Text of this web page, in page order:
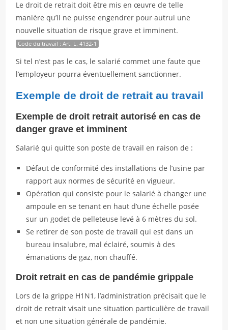
Le droit de retrait doit être mis en œuvre de telle
manière qu’il ne puisse engendrer pour autrui une
nouvelle situation de risque grave et imminent.
Code du travail : Art. L. 4132-1
Si tel n’est pas le cas, le salarié commet une faute que
l’employeur pourra éventuellement sanctionner.
Exemple de droit de retrait au travail
Exemple de droit retrait autorisé en cas de
danger grave et imminent
Salarié qui quitte son poste de travail en raison de :
Défaut de conformité des installations de l’usine par
rapport aux normes de sécurité en vigueur.
Opération qui consiste pour le salarié à changer une
ampoule en se tenant en haut d’une échelle posée
sur un godet de pelleteuse levé à 6 mètres du sol.
Se retirer de son poste de travail qui est dans un
bureau insalubre, mal éclairé, soumis à des
émanations de gaz, non chauffé.
Droit retrait en cas de pandémie grippale
Lors de la grippe H1N1, l’administration précisait que le
droit de retrait visait une situation particulière de travail
et non une situation générale de pandémie.